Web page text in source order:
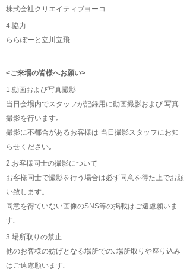
株式会社クリエイティブヨーコ
4.協力
ららぽーと立川立飛
<ご来場の皆様へお願い>
1.動画および写真撮影
当日会場内でスタッフが記録用に動画撮影および 写真
撮影を行います｡
撮影に不都合があるお客様は 当日撮影スタッフにお知
らせください｡
2.お客様同士の撮影について
お客様同士で撮影を行う場合は必ず同意を得た上でお願
い致します。
同意を得ていない画像のSNS等の掲載はご遠慮願いま
す｡
3.場所取りの禁止
他のお客様の妨げとなる場所での､場所取りや座り込み
はご遠慮願います｡